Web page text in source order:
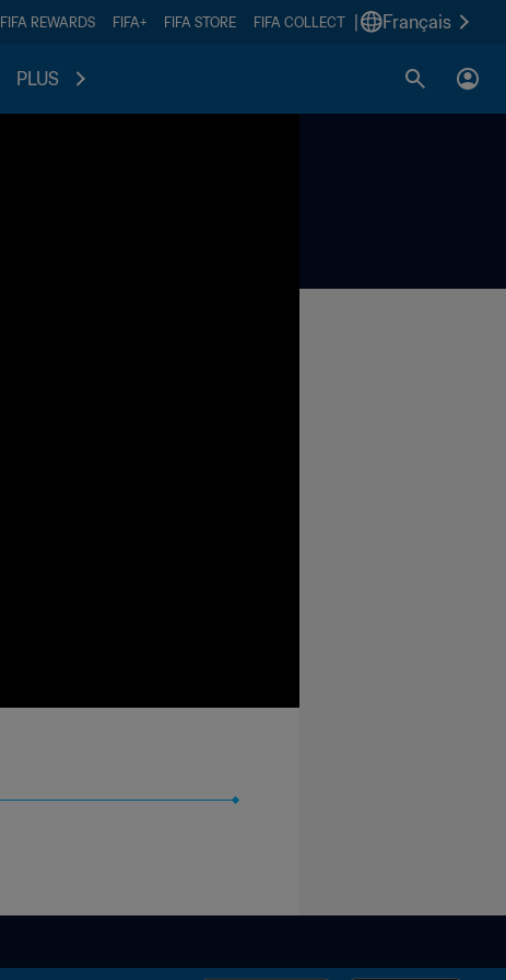
FIFA REWARDS FIFA+ FIFA STORE FIFA COLLECT Français
PLUS